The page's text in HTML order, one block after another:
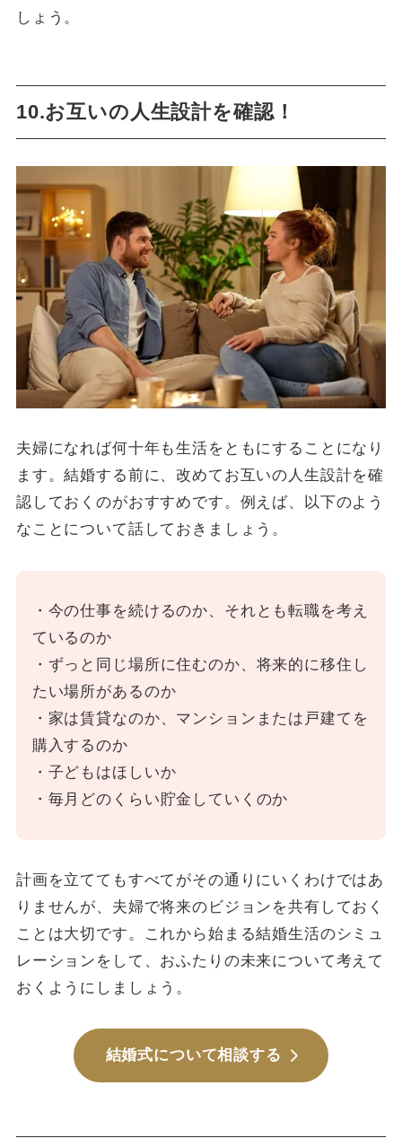
しょう。
10.お互いの人生設計を確認！
夫婦になれば何十年も生活をともにすることになり
ます。結婚する前に、改めてお互いの人生設計を確
認しておくのがおすすめです。例えば、以下のよう
なことについて話しておきましょう。
・今の仕事を続けるのか、それとも転職を考え
ているのか
・ずっと同じ場所に住むのか、将来的に移住し
たい場所があるのか
・家は賃貸なのか、マンションまたは戸建てを
購入するのか
・子どもはほしいか
・毎月どのくらい貯金していくのか
計画を立ててもすべてがその通りにいくわけではあ
りませんが、夫婦で将来のビジョンを共有しておく
ことは大切です。これから始まる結婚生活のシミュ
レーションをして、おふたりの未来について考えて
おくようにしましょう。
結婚式について相談する